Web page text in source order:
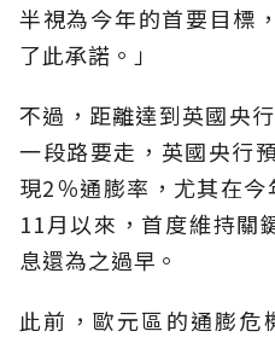
半視為今年的首要目標
了此承諾。」
不過，距離達到英國央
一段路要走，英國央行
現2％通膨率，尤其在
11月以來，首度維持關
息還為之過早。
此前，歐元區的通膨危